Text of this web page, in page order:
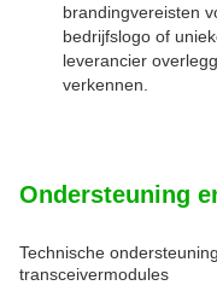
brandingvereisten
bedrijfslogo of
leverancier
verkennen.
Ondersteuning
Technische
transceivermodules